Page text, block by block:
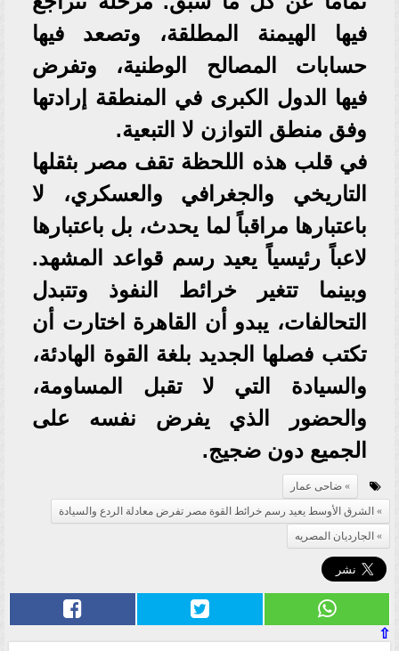
فيها الهيمنة المطلقة، وتصعد فيها
حسابات المصالح الوطنية، وتفرض
فيها الدول الكبرى في المنطقة إرادتها
وفق منطق التوازن لا التبعية.
في قلب هذه اللحظة تقف مصر بثقلها
التاريخي والجغرافي والعسكري، لا
باعتبارها مراقباً لما يحدث، بل باعتبارها
لاعباً رئيسياً يعيد رسم قواعد المشهد.
وبينما تتغير خرائط النفوذ وتتبدل
التحالفات، يبدو أن القاهرة اختارت أن
تكتب فصلها الجديد بلغة القوة الهادئة،
والسيادة التي لا تقبل المساومة،
والحضور الذي يفرض نفسه على
الجميع دون ضجيج.
ضاحى عمار
الشرق الأوسط يعيد رسم خرائط القوة مصر تفرض معادلة الردع والسيادة
الجارديان المصريه
⇧